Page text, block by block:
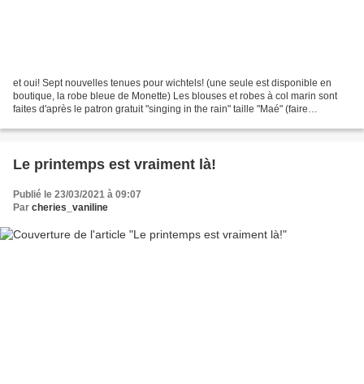
et oui! Sept nouvelles tenues pour wichtels! (une seule est disponible en
boutique, la robe bleue de Monette) Les blouses et robes à col marin sont
faites d'après le patron gratuit "singing in the rain" taille "Maé" (faire
Le printemps est vraiment là!
Publié le 23/03/2021 à 09:07
Par cheries_vaniline